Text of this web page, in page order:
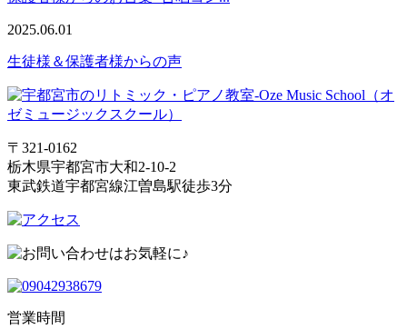
2025.06.01
生徒様＆保護者様からの声
〒321-0162
栃木県宇都宮市大和2-10-2
東武鉄道宇都宮線江曽島駅徒歩3分
営業時間